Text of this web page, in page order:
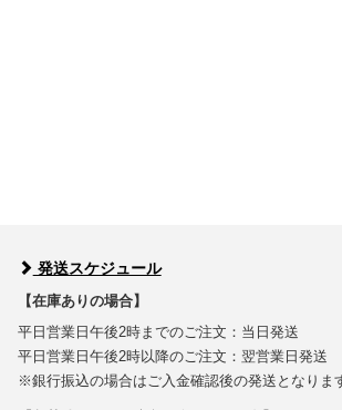
発送スケジュール
【在庫ありの場合】
平日営業日午後2時までのご注文：当日発送
平日営業日午後2時以降のご注文：翌営業日発送
※銀行振込の場合はご入金確認後の発送となりま